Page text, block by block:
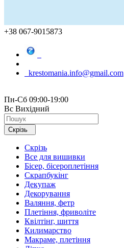
+38 067-9015873
krestomania.info@gmail.com
Пн-Сб 09:00-19:00
Вс Вихідний
Скрізь
Скрізь
Все для вишивки
Бісер, бісероплетіння
Скрапбукінг
Декупаж
Декорування
Валяння, фетр
Плетіння, фриволіте
Квілтінг, шиття
Килимарство
Макраме, плетіння